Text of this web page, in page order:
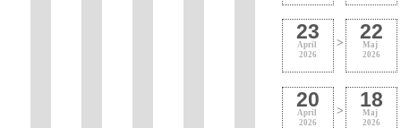
23
April
2026
> 22
Maj
2026
20
April
2026
> 18
Maj
2026